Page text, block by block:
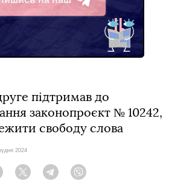
підтримав до
законопроєкт № 10242,
свободу слова
2024
Facebook Twitter Telegram